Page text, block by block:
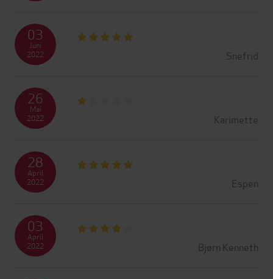
Snefrid
03
Juni
2022
Karimette
26
Mai
2022
Espen
28
April
2022
Bjørn Kenneth
03
April
2022